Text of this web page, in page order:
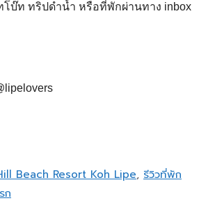
โบ๊ท ทริปดำน้ำ หรือที่พักผ่านทาง inbox
Beach Resort Koh Lipe, รีวิวที่พัก
ก